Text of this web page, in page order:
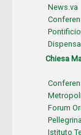
News.va
Chiesa
Forum
Istituto